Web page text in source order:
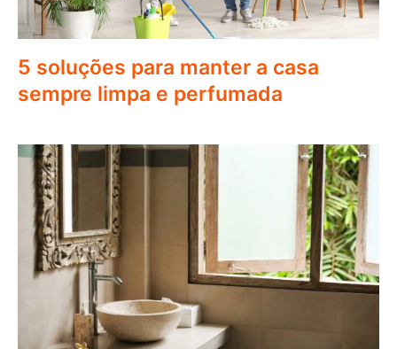
5 soluções para manter a casa
sempre limpa e perfumada